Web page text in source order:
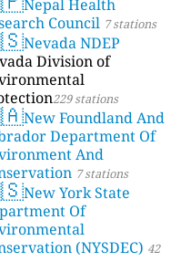
Nepal Health
Council 7 stations
Nevada NDEP
Division of
229 stations
New Foundland And
Department Of
And
7 stations
New York State
Of
(NYSDEC) 42